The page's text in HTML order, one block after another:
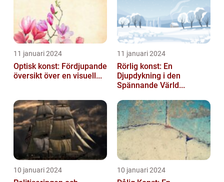
11 januari 2024
Optisk konst: Fördjupande
översikt över en visuell...
11 januari 2024
Rörlig konst: En
Djupdykning i den
Spännande Värld...
10 januari 2024 10 januari 2024